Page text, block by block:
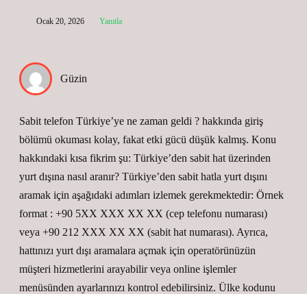
Ocak 20, 2026 Yanıtla
Güzin
Sabit telefon Türkiye’ye ne zaman geldi ? hakkında giriş
bölümü okuması kolay, fakat etki gücü düşük kalmış. Konu
hakkındaki kısa fikrim şu: Türkiye’den sabit hat üzerinden
yurt dışına nasıl aranır? Türkiye’den sabit hatla yurt dışını
aramak için aşağıdaki adımları izlemek gerekmektedir: Örnek
format : +90 5XX XXX XX XX (cep telefonu numarası)
veya +90 212 XXX XX XX (sabit hat numarası). Ayrıca,
hattınızı yurt dışı aramalara açmak için operatörünüzün
müşteri hizmetlerini arayabilir veya online işlemler
menüsünden ayarlarınızı kontrol edebilirsiniz. Ülke kodunu